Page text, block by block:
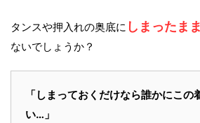
タンスや押入れの奥底に しまったまま
ないでしょうか？
「しまっておくだけなら誰かにこの
い…」